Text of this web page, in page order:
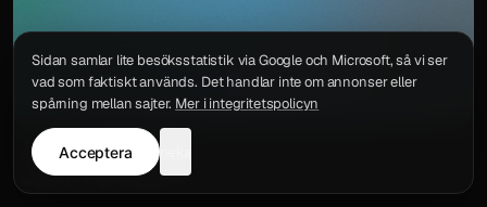
IntegritetspolicyKontakt
Sidan samlar lite besöksstatistik via Google och Microsoft, så vi ser
vad som faktiskt används. Det handlar inte om annonser eller
spårning mellan sajter. Mer i integritetspolicyn
Acceptera neka